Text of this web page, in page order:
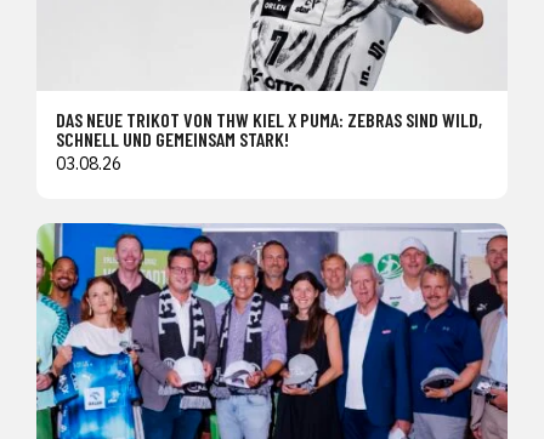
DAS NEUE TRIKOT VON THW KIEL X PUMA: ZEBRAS SIND WILD,
SCHNELL UND GEMEINSAM STARK!
03.08.26